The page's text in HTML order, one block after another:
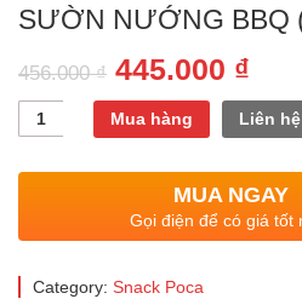
SƯỜN NƯỚNG BBQ
456.000₫ 445.000 ₫
Quantity Mua hàng Liên hệ
MUA NGAY
Gọi điện để có giá tốt
Category: Snack Poca